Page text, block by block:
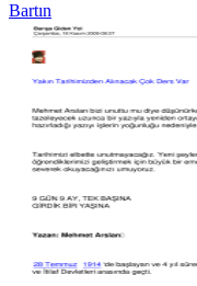
Bartın